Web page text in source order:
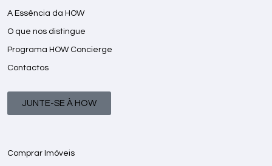
A Essência da HOW
O que nos distingue
Programa HOW Concierge
Contactos
JUNTE-SE À HOW
Comprar Imóveis